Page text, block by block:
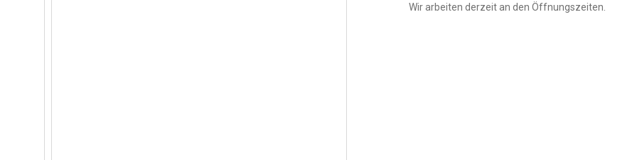
Wir arbeiten derzeit an den Öffnungszeiten.